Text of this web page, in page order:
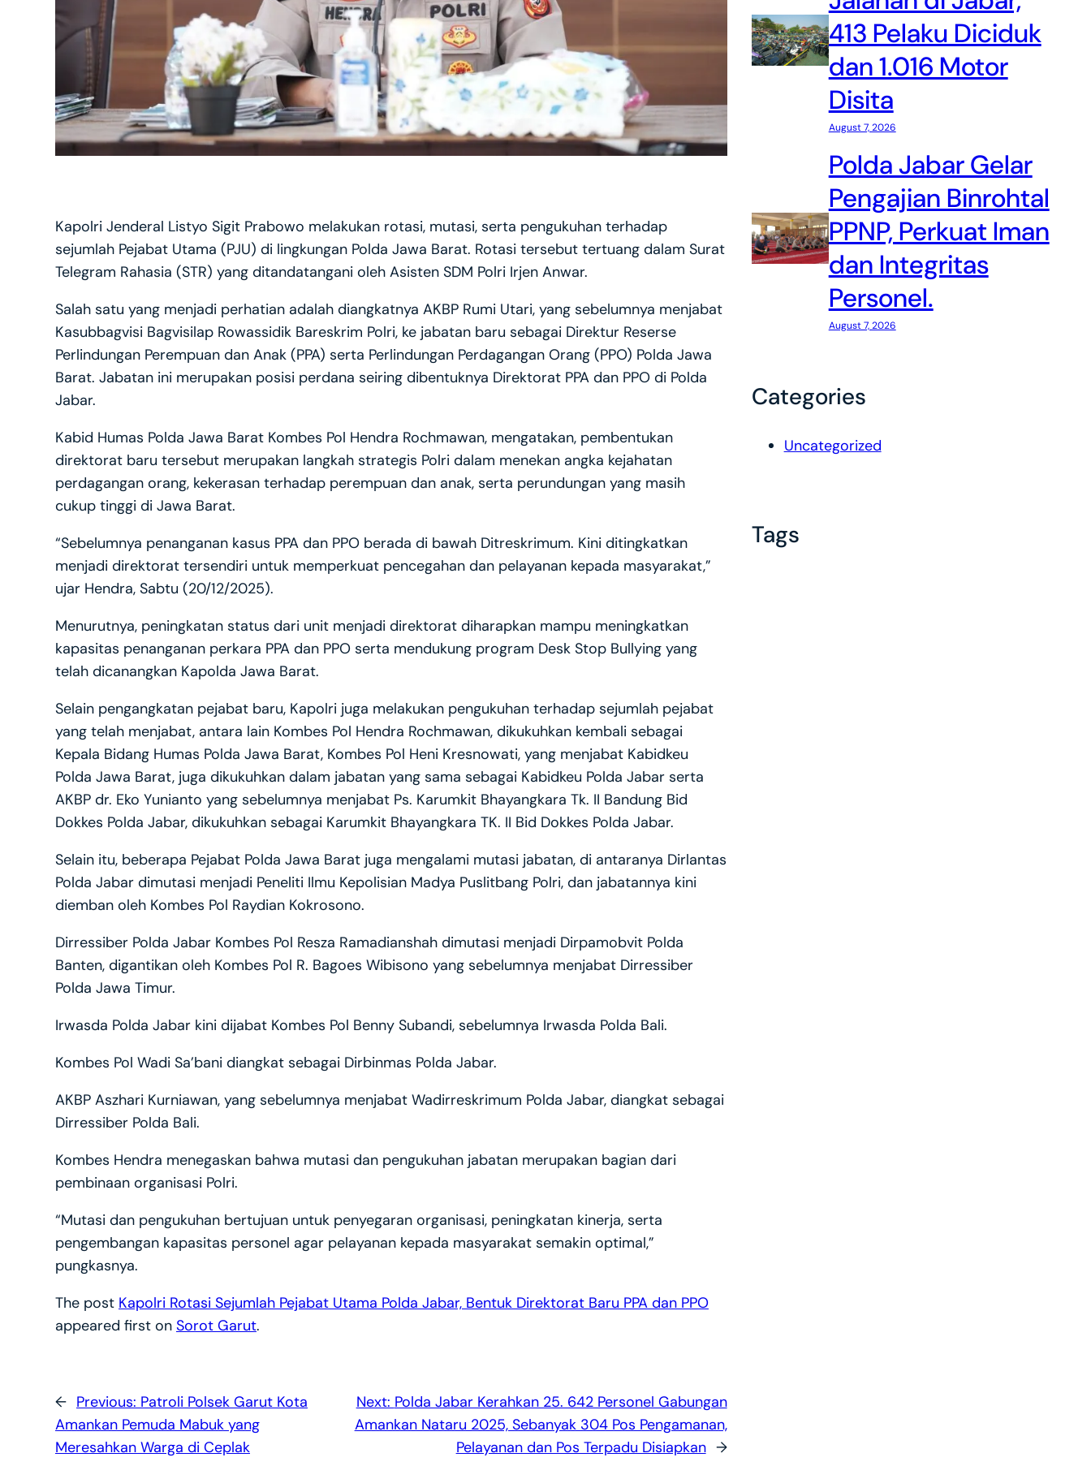
Kapolri Jenderal Listyo Sigit Prabowo melakukan rotasi, mutasi, serta pengukuhan terhadap
sejumlah Pejabat Utama (PJU) di lingkungan Polda Jawa Barat. Rotasi tersebut tertuang dalam Surat
Telegram Rahasia (STR) yang ditandatangani oleh Asisten SDM Polri Irjen Anwar.
Salah satu yang menjadi perhatian adalah diangkatnya AKBP Rumi Utari, yang sebelumnya menjabat
Kasubbagvisi Bagvisilap Rowassidik Bareskrim Polri, ke jabatan baru sebagai Direktur Reserse
Perlindungan Perempuan dan Anak (PPA) serta Perlindungan Perdagangan Orang (PPO) Polda Jawa
Barat. Jabatan ini merupakan posisi perdana seiring dibentuknya Direktorat PPA dan PPO di Polda
Jabar.
Kabid Humas Polda Jawa Barat Kombes Pol Hendra Rochmawan, mengatakan, pembentukan
direktorat baru tersebut merupakan langkah strategis Polri dalam menekan angka kejahatan
perdagangan orang, kekerasan terhadap perempuan dan anak, serta perundungan yang masih
cukup tinggi di Jawa Barat.
“Sebelumnya penanganan kasus PPA dan PPO berada di bawah Ditreskrimum. Kini ditingkatkan
menjadi direktorat tersendiri untuk memperkuat pencegahan dan pelayanan kepada masyarakat,”
ujar Hendra, Sabtu (20/12/2025).
Menurutnya, peningkatan status dari unit menjadi direktorat diharapkan mampu meningkatkan
kapasitas penanganan perkara PPA dan PPO serta mendukung program Desk Stop Bullying yang
telah dicanangkan Kapolda Jawa Barat.
Selain pengangkatan pejabat baru, Kapolri juga melakukan pengukuhan terhadap sejumlah pejabat
yang telah menjabat, antara lain Kombes Pol Hendra Rochmawan, dikukuhkan kembali sebagai
Kepala Bidang Humas Polda Jawa Barat, Kombes Pol Heni Kresnowati, yang menjabat Kabidkeu
Polda Jawa Barat, juga dikukuhkan dalam jabatan yang sama sebagai Kabidkeu Polda Jabar serta
AKBP dr. Eko Yunianto yang sebelumnya menjabat Ps. Karumkit Bhayangkara Tk. II Bandung Bid
Dokkes Polda Jabar, dikukuhkan sebagai Karumkit Bhayangkara TK. II Bid Dokkes Polda Jabar.
Selain itu, beberapa Pejabat Polda Jawa Barat juga mengalami mutasi jabatan, di antaranya Dirlantas
Polda Jabar dimutasi menjadi Peneliti Ilmu Kepolisian Madya Puslitbang Polri, dan jabatannya kini
diemban oleh Kombes Pol Raydian Kokrosono.
Dirressiber Polda Jabar Kombes Pol Resza Ramadianshah dimutasi menjadi Dirpamobvit Polda
Banten, digantikan oleh Kombes Pol R. Bagoes Wibisono yang sebelumnya menjabat Dirressiber
Polda Jawa Timur.
Irwasda Polda Jabar kini dijabat Kombes Pol Benny Subandi, sebelumnya Irwasda Polda Bali.
Kombes Pol Wadi Sa’bani diangkat sebagai Dirbinmas Polda Jabar.
AKBP Aszhari Kurniawan, yang sebelumnya menjabat Wadirreskrimum Polda Jabar, diangkat sebagai
Dirressiber Polda Bali.
Kombes Hendra menegaskan bahwa mutasi dan pengukuhan jabatan merupakan bagian dari
pembinaan organisasi Polri.
“Mutasi dan pengukuhan bertujuan untuk penyegaran organisasi, peningkatan kinerja, serta
pengembangan kapasitas personel agar pelayanan kepada masyarakat semakin optimal,”
pungkasnya.
The post Kapolri Rotasi Sejumlah Pejabat Utama Polda Jabar, Bentuk Direktorat Baru PPA dan PPO
appeared first on Sorot Garut.
← Previous: Patroli Polsek Garut Kota
Amankan Pemuda Mabuk yang
Meresahkan Warga di Ceplak
Next: Polda Jabar Kerahkan 25. 642 Personel Gabungan
Amankan Nataru 2025, Sebanyak 304 Pos Pengamanan,
Pelayanan dan Pos Terpadu Disiapkan →
413 Pelaku Diciduk
dan 1.016 Motor
Disita
August 7, 2026
Polda Jabar Gelar
Pengajian Binrohtal
PPNP, Perkuat Iman
dan Integritas
Personel.
August 7, 2026
Categories
Uncategorized
Tags